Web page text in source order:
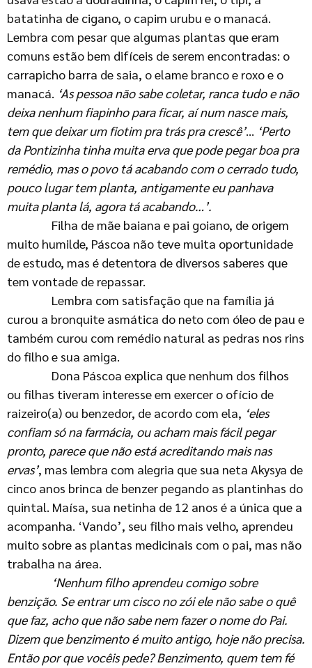
batatinha de cigano, o capim urubu e o manacá.
Lembra com pesar que algumas plantas que eram
comuns estão bem difíceis de serem encontradas: o
carrapicho barra de saia, o elame branco e roxo e o
manacá. ‘As pessoa não sabe coletar, ranca tudo e não
deixa nenhum fiapinho para ficar, aí num nasce mais,
tem que deixar um fiotim pra trás pra crescê’… ‘Perto
da Pontizinha tinha muita erva que pode pegar boa pra
remédio, mas o povo tá acabando com o cerrado tudo,
pouco lugar tem planta, antigamente eu panhava
muita planta lá, agora tá acabando…’.
Filha de mãe baiana e pai goiano, de origem
muito humilde, Páscoa não teve muita oportunidade
de estudo, mas é detentora de diversos saberes que
tem vontade de repassar.
Lembra com satisfação que na família já
curou a bronquite asmática do neto com óleo de pau e
também curou com remédio natural as pedras nos rins
do filho e sua amiga.
Dona Páscoa explica que nenhum dos filhos
ou filhas tiveram interesse em exercer o ofício de
raizeiro(a) ou benzedor, de acordo com ela, ‘eles
confiam só na farmácia, ou acham mais fácil pegar
pronto, parece que não está acreditando mais nas
ervas’, mas lembra com alegria que sua neta Akysya de
cinco anos brinca de benzer pegando as plantinhas do
quintal. Maísa, sua netinha de 12 anos é a única que a
acompanha. ‘Vando’, seu filho mais velho, aprendeu
muito sobre as plantas medicinais com o pai, mas não
trabalha na área.
‘Nenhum filho aprendeu comigo sobre
benzição. Se entrar um cisco no zói ele não sabe o quê
que faz, acho que não sabe nem fazer o nome do Pai.
Dizem que benzimento é muito antigo, hoje não precisa.
Então por que vocêis pede? Benzimento, quem tem fé